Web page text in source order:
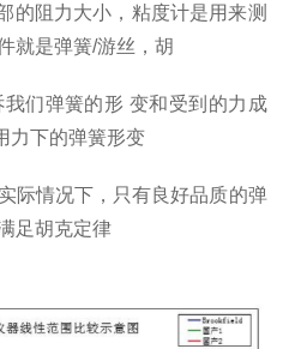
阻力大小，粘度计是用来测
就是弹簧/游丝，胡
我们弹簧的形 变和受到的力成
力下的弹簧形变
际情况下，只有良好品质的弹
足胡克定律